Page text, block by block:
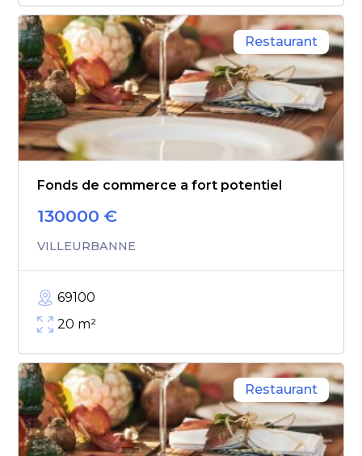
Restaurant
Fonds de commerce a fort potentiel
130000 €
VILLEURBANNE
69100
20 m²
Restaurant